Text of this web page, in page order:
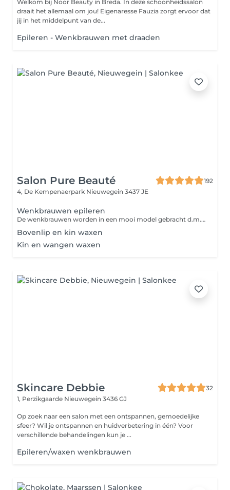
Welkom bij Noor Beauty in Breda. In deze schoonheidssalon
draait het allemaal om jou! Eigenaresse Fauzia zorgt ervoor dat
jij in het middelpunt van de...
Epileren - Wenkbrauwen met draaden
Salon Pure Beauté
192
4, De Kempenaerpark Nieuwegein 3437 JE
Wenkbrauwen epileren
De wenkbrauwen worden in een mooi model gebracht d.m.v. een pincet.
Bovenlip en kin waxen
Kin en wangen waxen
Skincare Debbie
32
1, Perzikgaarde Nieuwegein 3436 GJ
Op zoek naar een salon met een ontspannen, gemoedelijke
sfeer? Wil je ontspannen en huidverbetering in één? Voor
verschillende behandelingen kun je ...
Epileren/waxen wenkbrauwen